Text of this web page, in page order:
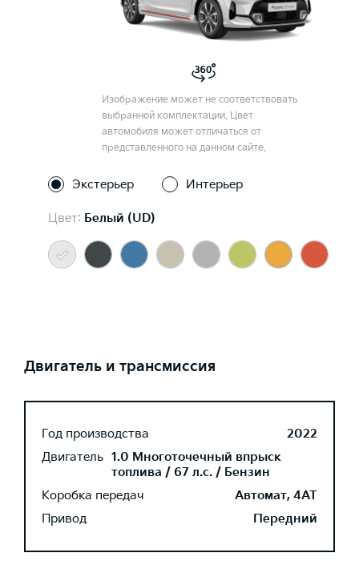
Изображение может не соответствовать
выбранной комплектации. Цвет
автомобиля может отличаться от
представленного на данном сайте.
Экстерьер Интерьер
Цвет: Белый (UD)
Двигатель и трансмиссия
Год производства
2022
Двигатель 1.0 Многоточечный впрыск
топлива / 67 л.с. / Бензин
Коробка передач
Автомат, 4AT
Привод
Передний